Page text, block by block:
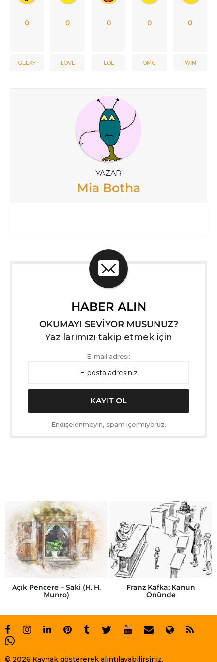
0
GEEKY
0
LOVE
0
LOL
0
OMG
0
WIN
YAZAR
Mia Botha
HABER ALIN
OKUMAYI SEVİYOR MUSUNUZ?
Yazılarımızı takip etmek için
E-mail adresi:
Endişelenmeyin, spam içermiyoruz.
Açık Pencere – Saki (H. H.
Munro)
Franz Kafka; Kanun
Önünde
© 2026 Kaynak göstererek alıntılayabilirsiniz.